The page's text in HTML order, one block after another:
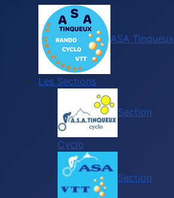
ASA Tinqueux
Les Sections
Section
Cyclo
Section